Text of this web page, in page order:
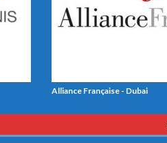
Alliance Française - Dubai